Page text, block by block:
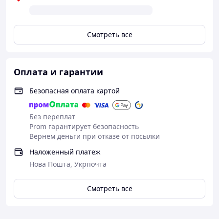
торжественности и праздника, а также станет
незаменимым атрибутом в фото- и видеосъемках.
Использование короны в качестве декоративного
прочного и безопасного материала, который не
влажностью, что позволяет использовать её несколько
Смотреть всё
Оплата и гарантии
Безопасная оплата картой
Без переплат
Prom гарантирует безопасность
Вернем деньги при отказе от посылки
Наложенный платеж
Нова Пошта, Укрпочта
Смотреть всё